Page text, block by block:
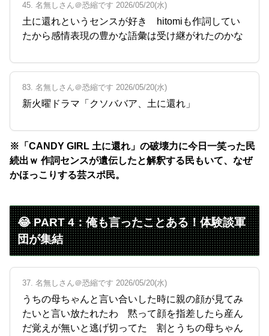
45. 名無しさん＠恐縮です 2026/05/20(水)
土に還れというセンスが好き hitomiも作詞してい
たから感情表現の豊かな語彙は受け継がれたのかな
83. 名無しさん＠恐縮です 2026/05/20(水)
新火曜ドラマ「クソババア、土に還れ」
※「CANDY GIRL 土に還れ」の破壊力に今日一笑った民
続出ｗ 作詞センスが遺伝したと解釈する民もいて、なぜ
かほっこりする芸スポ民。
😂 PART 4：俺も言ったことある！体験談軍
団が集結
37. 名無しさん＠恐縮です 2026/05/20(水)
うちの母ちゃんと言い合いした時に親の顔が見てみ
たいと言い放たれたわ 黙って顔を指差したら産ん
だ覚えが無いと逃げ切ってた 割とうちの母ちゃん